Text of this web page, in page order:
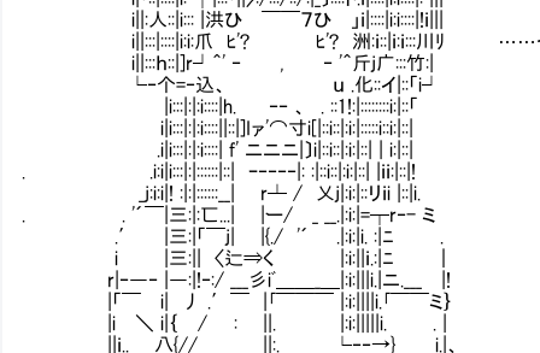
i||:人::|i::: |洪ひ㏍￣￣７ひ㏍」ｉ|::::|i:i::::|!ｉ|||
i||:::|::::|i:i:爪 ﾋ'? ﾋ'? 洲:ｉ::|ｉ:ｉ:::川ﾘ ……やや
i||:::ｈ::|]r┘＾' ‐ , ‐ '＾斤j广:::竹:|
└‐个=‐込、 ｕ .化::イ|::「i┘
|i:::|:|:i::::|h. ‐‐ 、 . ::1!:|::::::::i:|::「
i|i:::|:|:i::::||::|]Iァ'⌒寸i[|::i::|:i:|:::::i::i:|::|
.i|i:::|:|:i::::| f' ニニニ|〕i|::i::|:i:|::| | i:|::|
. .i:i|i:::|:|::::::|::| ｰ‐‐‐‐|: :|::i::|:i:|::| |ｉｉ:|::|!
_j:i:i|! :|:|::::::__| r┴ / 乂j|:i:|::リｉi |::|i.
. . '´￣|三:|:匸...| |ー/ _ __.|:i:|=┬r‐- ミ
.′ |三:|「￣j| |{./ '´ .|:i:|i. :|ﾆ .
i |三:|| 〈辷⇒く |:i:||ｉ.:|ﾆ ｜
r|‐―‐ |―:|!‐:/ ___彡iﾞ＿＿_＿|:i:|||i.|ニ.___ |!
|「￣ i| 丿 .′￣ |｢￣￣￣ |:i:||||i.｢￣￣ミ｝
|i ＼ i|｛ / : ||. |:i:|||||i. . |
||ｉ.. 八{// ||:. └‐‐→} i.|、